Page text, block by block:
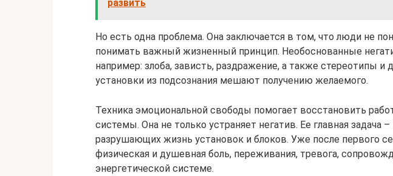
развить
Но есть одна проблема. Она заключается в том, что люди не
понимать важный жизненный принцип. Необоснованные
например: злоба, зависть, раздражение, а также стереотипы и
установки из подсознания мешают получению желаемого.
Техника эмоциональной свободы помогает восстановить
системы. Она не только устраняет негатив. Ее главная задача
разрушающих жизнь установок и блоков. Уже после первого
физическая и душевная боль, переживания, тревога,
энергетической системе.